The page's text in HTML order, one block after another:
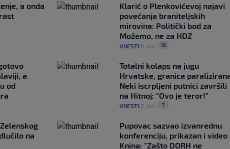
a onda
Klarić o Plenkovićevoj najavi
povećanja braniteljskih
mirovina: Politički bod za
Možemo, ne za HDZ
VIJESTI| 6. kol. 18
a
od
Totalni kolaps na jugu
Hrvatske, granica
Neki iscrpljeni putnici završili
na Hitnoj: "Ovo je teror!"
VIJESTI| 2. kol. 7
na
Pupovac sazvao izvanrednu
konferenciju, prikazan i video
Knina: "Zašto DORH ne